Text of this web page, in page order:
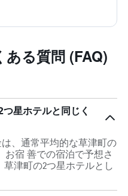
る質問 (FAQ)
星ホテルと同じく
、通常平均的な草津町の
お宿 善での宿泊で予想さ
草津町の2つ星ホテルとし